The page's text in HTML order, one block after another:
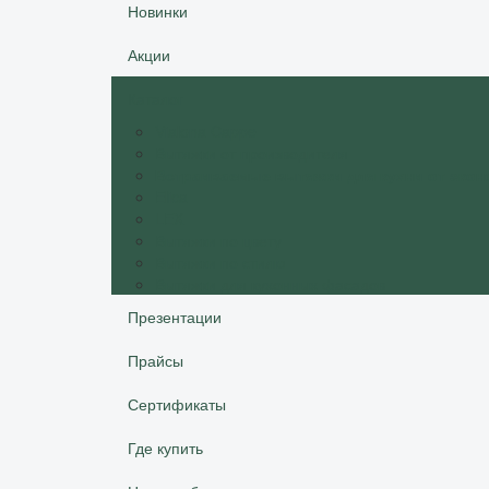
Новинки
Акции
Презентации
Прайсы
Сертификаты
Где купить